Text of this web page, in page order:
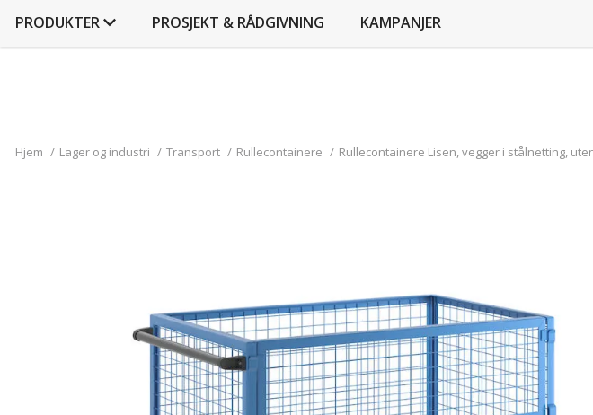
PRODUKTER PROSJEKT & RÅDGIVNING KAMPANJER
Hjem / Lager og industri / Transport / Rullecontainere / Rullecontainere Lisen, vegger i stålnetting,